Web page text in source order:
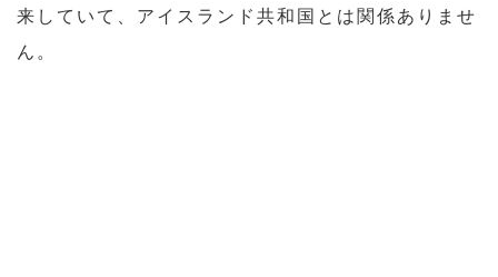
来していて、アイスランド共和国とは関係ありませ
ん。